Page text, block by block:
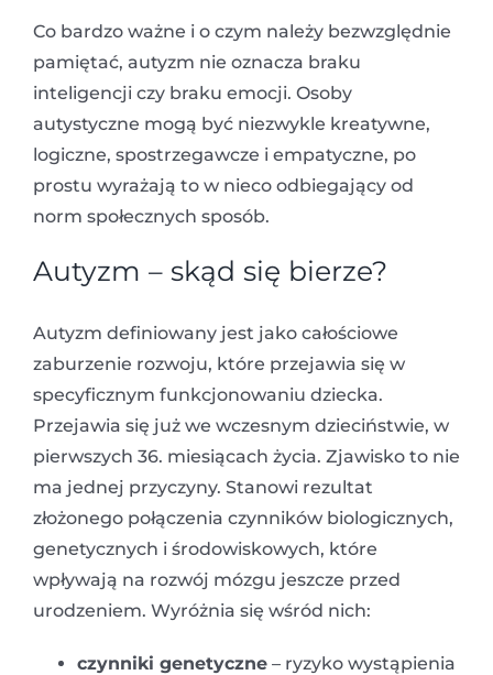
Co bardzo ważne i o czym należy bezwzględnie
pamiętać, autyzm nie oznacza braku
inteligencji czy braku emocji. Osoby
autystyczne mogą być niezwykle kreatywne,
logiczne, spostrzegawcze i empatyczne, po
prostu wyrażają to w nieco odbiegający od
norm społecznych sposób.
Autyzm – skąd się bierze?
Autyzm definiowany jest jako całościowe
zaburzenie rozwoju, które przejawia się w
specyficznym funkcjonowaniu dziecka.
Przejawia się już we wczesnym dzieciństwie, w
pierwszych 36. miesiącach życia. Zjawisko to nie
ma jednej przyczyny. Stanowi rezultat
złożonego połączenia czynników biologicznych,
genetycznych i środowiskowych, które
wpływają na rozwój mózgu jeszcze przed
urodzeniem. Wyróżnia się wśród nich:
czynniki genetyczne – ryzyko wystąpienia